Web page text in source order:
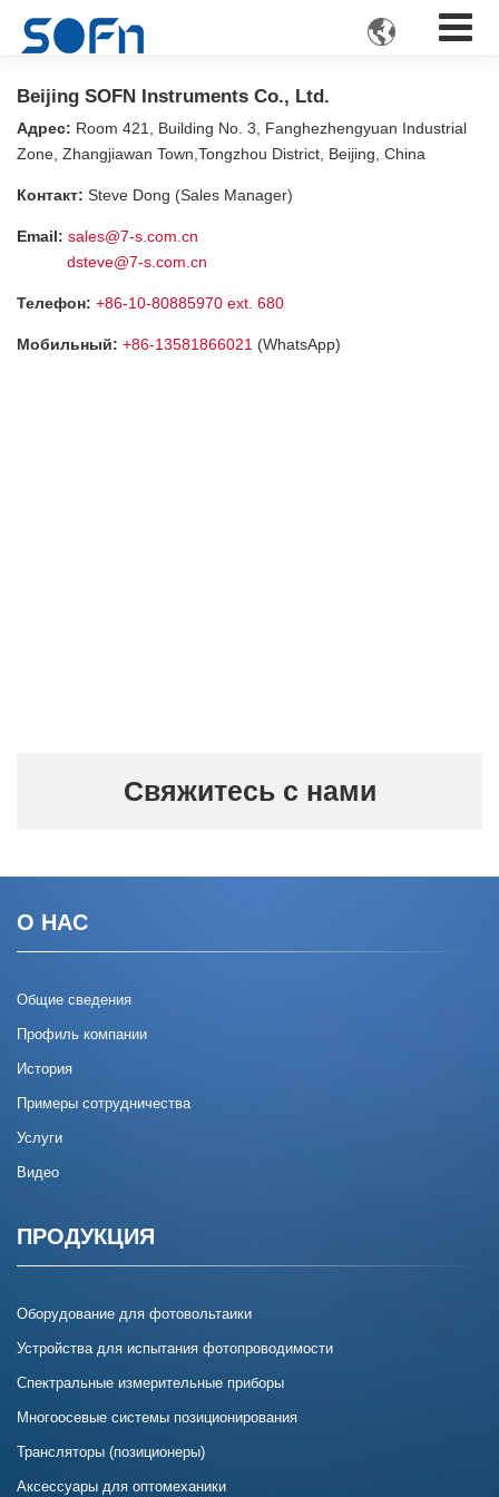

Beijing SOFN Instruments Co., Ltd.
Адрес: Room 421, Building No. 3, Fanghezhengyuan Industrial
Zone, Zhangjiawan Town,Tongzhou District, Beijing, China
Контакт: Steve Dong (Sales Manager)
Email: sales@7-s.com.cn
dsteve@7-s.com.cn
Телефон: +86-10-80885970 ext. 680
Мобильный: +86-13581866021 (WhatsApp)
Свяжитесь с нами
О НАС
Общие сведения
Профиль компании
История
Примеры сотрудничества
Услуги
Видео
ПРОДУКЦИЯ
Оборудование для фотовольтаики
Устройства для испытания фотопроводимости
Спектральные измерительные приборы
Многоосевые системы позиционирования
Трансляторы (позиционеры)
Аксессуары для оптомеханики